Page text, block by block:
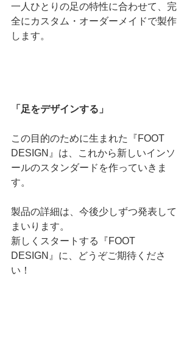
一人ひとりの足の特性に合わせて、完
全にカスタム・オーダーメイドで製作
します。
「足をデザインする」
この目的のために生まれた『FOOT
DESIGN』は、これから新しいインソ
ールのスタンダードを作っていきま
す。
製品の詳細は、今後少しずつ発表して
まいります。
新しくスタートする『FOOT
DESIGN』に、どうぞご期待くださ
い！